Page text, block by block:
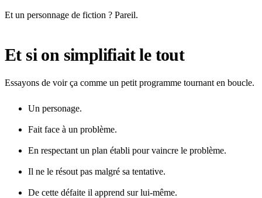
Et un personnage de fiction ? Pareil.
Et si on simplifiait le tout
Essayons de voir ça comme un petit programme tournant en boucle.
Un personage.
Fait face à un problème.
En respectant un plan établi pour vaincre le problème.
Il ne le résout pas malgré sa tentative.
De cette défaite il apprend sur lui-même.